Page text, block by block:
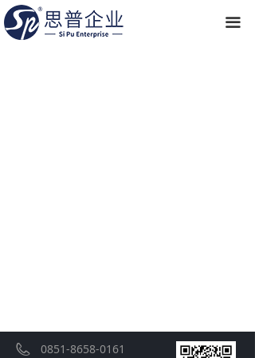
끀
0851-8658-0161